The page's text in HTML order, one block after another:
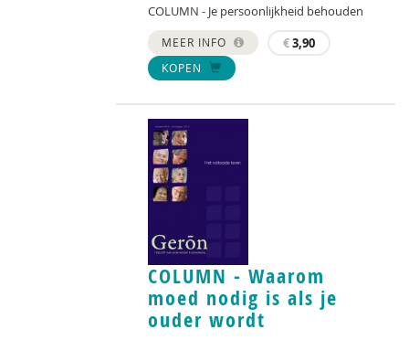
COLUMN - Je persoonlijkheid behouden
MEER INFO €3,90
KOPEN
COLUMN - Waarom
moed nodig is als je
ouder wordt